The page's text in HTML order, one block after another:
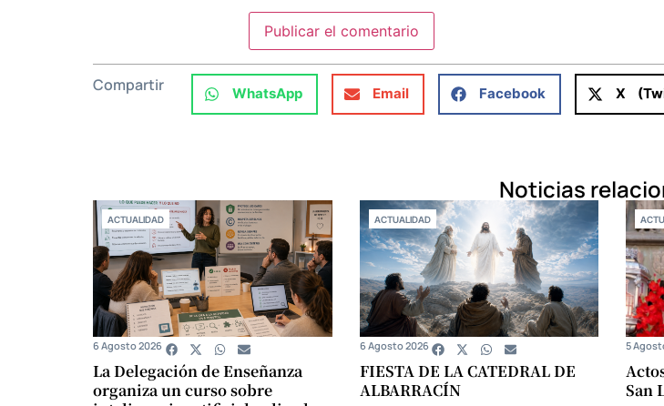
Compartir WhatsApp Email Facebook X
Noticias
ACTUALIDAD
La Delegación de Enseñanza
organiza un curso sobre
6 Agosto 2026
ACTUALIDAD
FIESTA DE LA CATEDRAL DE
ALBARRACÍN
6 Agosto 2026
San
5